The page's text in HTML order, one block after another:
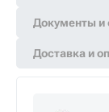
Документы и
Доставка и